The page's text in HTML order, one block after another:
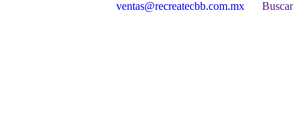
ventas@recreatecbb.com.mx Buscar:
Buscar